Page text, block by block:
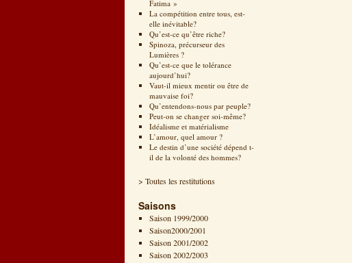
Fatima »
La compétition entre tous, est-
elle inévitable?
Qu’est-ce qu’être riche?
Spinoza, précurseur des
Lumières ?
Qu’est-ce que le tolérance
aujourd’hui?
Vaut-il mieux mentir ou être de
mauvaise foi?
Qu’entendons-nous par peuple?
Peut-on se changer soi-même?
Idéalisme et matérialisme
L’amour, quel amour ?
Le destin d’une société dépend t-
il de la volonté des hommes?
> Toutes les restitutions
Saisons
Saison 1999/2000
Saison2000/2001
Saison 2001/2002
Saison 2002/2003